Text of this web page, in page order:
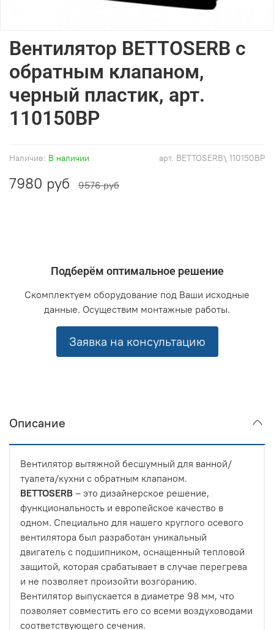
арт. BETTOSERB\ 110150BP
Наличие: В наличии
Вентилятор BETTOSERB с
обратным клапаном,
черный пластик, арт.
110150BP
7980 руб 9576 руб
Подберём оптимальное решение
Скомплектуем оборудование под Ваши исходные
данные. Осуществим монтажные работы.
Заявка на консультацию
Описание
Вентилятор вытяжной бесшумный для ванной/
туалета/кухни с обратным клапаном.
BETTOSERB – это дизайнерское решение,
функциональность и европейское качество в
одном. Специально для нашего круглого осевого
вентилятора был разработан уникальный
двигатель с подшипником, оснащенный тепловой
защитой, которая срабатывает в случае перегрева
и не позволяет произойти возгоранию.
Вентилятор выпускается в диаметре 98 мм, что
позволяет совместить его со всеми воздуховодами
соответствующего сечения.